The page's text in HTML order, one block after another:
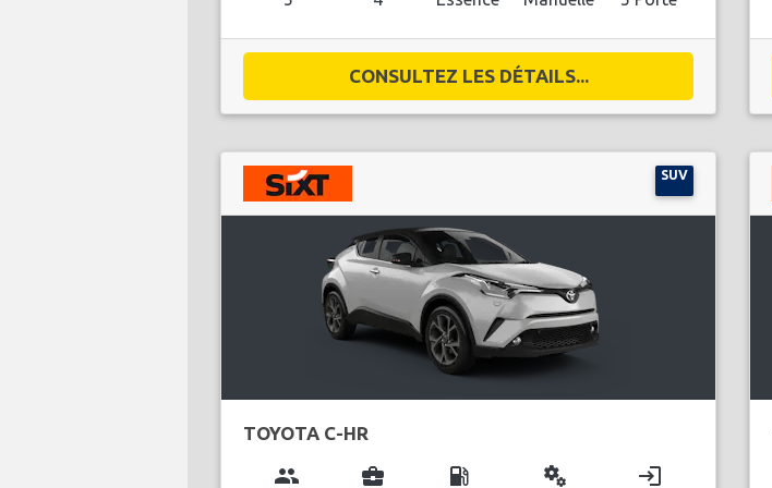
CONSULTEZ LES DÉTAILS...
SUV
TOYOTA C-HR
group business_center local_gas_station miscellaneous_services login